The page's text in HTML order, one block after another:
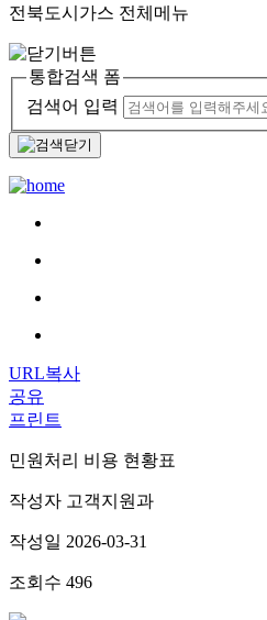
전북도시가스 전체메뉴
통합검색 폼
검색어 입력
URL복사
공유
프린트
민원처리 비용 현황표
작성자 고객지원과
작성일 2026-03-31
조회수 496